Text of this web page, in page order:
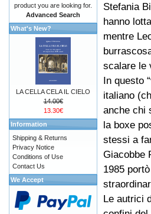
Stefania
hanno
mentre
scalare le
In questo
italiano
anche chi
la boxe
stessi a
Giacobbe
1985
Le autrici
product you are looking for.
Advanced Search
What's New?
LA CELLA CELA IL CIELO
14.00€
13.30€
Information
Shipping & Returns
Privacy Notice
Conditions of Use
Contact Us
We Accept